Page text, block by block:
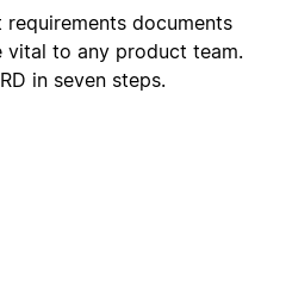
documents
vital to any product team.
in seven steps.